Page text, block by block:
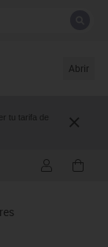
Abrir
tu tarifa de